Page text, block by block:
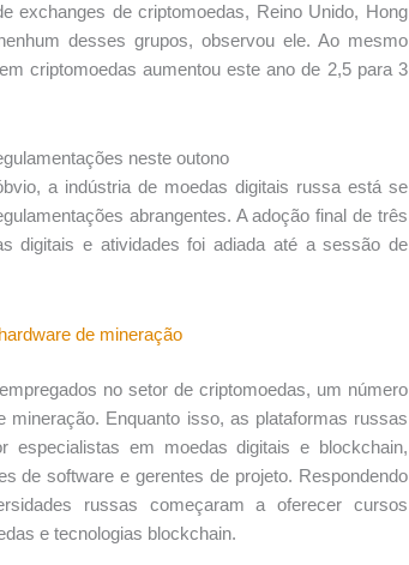
exchanges de criptomoedas, Reino Unido, Hong
desses grupos, observou ele. Ao mesmo
criptomoedas aumentou este ano de 2,5 para 3
neste outono
a indústria de moedas digitais russa está se
abrangentes. A adoção final de três
digitais e atividades foi adiada até a sessão de
de mineração
no setor de criptomoedas, um número
Enquanto isso, as plataformas russas
especialistas em moedas digitais e blockchain,
de software e gerentes de projeto. Respondendo
russas começaram a oferecer cursos
e tecnologias blockchain.